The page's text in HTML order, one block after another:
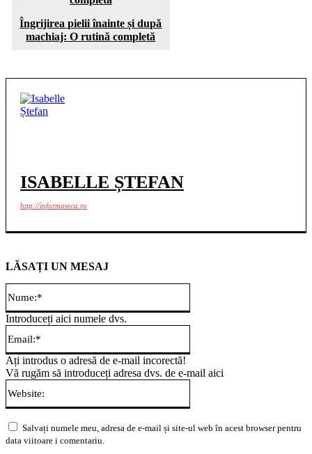
Îngrijirea pielii înainte și după
machiaj: O rutină completă
ISABELLE ȘTEFAN
http://informateca.ro
LĂSAȚI UN MESAJ
Introduceți aici numele dvs.
Ați introdus o adresă de e-mail incorectă!
Vă rugăm să introduceți adresa dvs. de e-mail aici
Salvați numele meu, adresa de e-mail și site-ul web în acest browser pentru
data viitoare i comentariu.